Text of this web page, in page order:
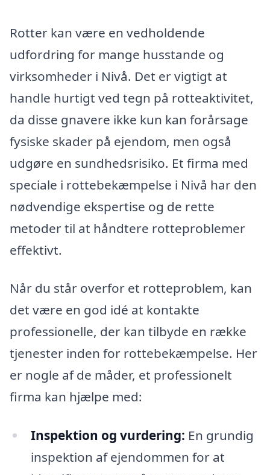
Rotter kan være en vedholdende
udfordring for mange husstande og
virksomheder i Nivå. Det er vigtigt at
handle hurtigt ved tegn på rotteaktivitet,
da disse gnavere ikke kun kan forårsage
fysiske skader på ejendom, men også
udgøre en sundhedsrisiko. Et firma med
speciale i rottebekæmpelse i Nivå har den
nødvendige ekspertise og de rette
metoder til at håndtere rotteproblemer
effektivt.
Når du står overfor et rotteproblem, kan
det være en god idé at kontakte
professionelle, der kan tilbyde en række
tjenester inden for rottebekæmpelse. Her
er nogle af de måder, et professionelt
firma kan hjælpe med:
Inspektion og vurdering: En grundig
inspektion af ejendommen for at